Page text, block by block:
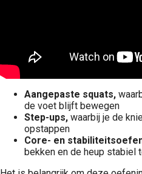
Aangepaste squats,
de voet blijft bewegen
Step-ups, waarbij je de
opstappen
Core- en
bekken en de heup stabiel